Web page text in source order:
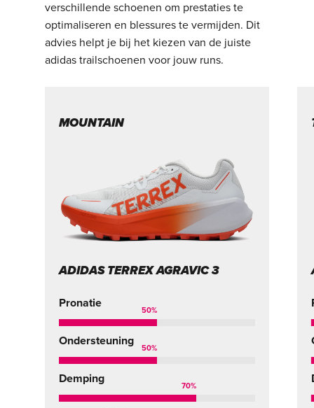
verschillende schoenen om prestaties te
optimaliseren en blessures te vermijden. Dit
advies helpt je bij het kiezen van de juiste
adidas trailschoenen voor jouw runs.
MOUNTAIN
ADIDAS TERREX AGRAVIC 3
Pronatie
50%
Ondersteuning
50%
Demping
70%